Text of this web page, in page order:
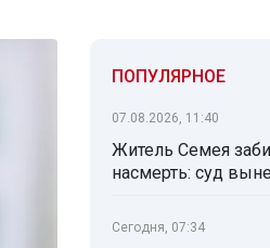
ПОПУЛЯРНОЕ
07.08.2026, 11:40
Житель Семея
насмерть: суд
Сегодня, 07:34